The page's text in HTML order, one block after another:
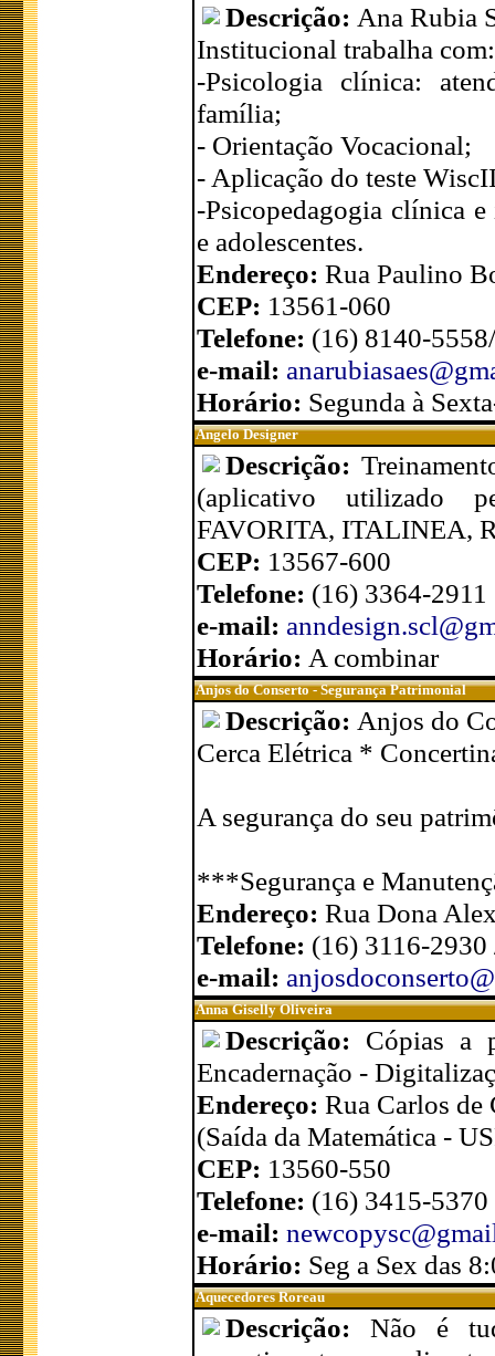
Descrição: Ana Rubia
Institucional trabalha com:
-Psicologia clínica:
família;
- Orientação Vocacional;
- Aplicação do teste
-Psicopedagogia clínica
e adolescentes.
Endereço: Rua Paulino
CEP: 13561-060
Telefone: (16) 8140-
e-mail:
Horário: Segunda à
Angelo Designer
Descrição:
(aplicativo utilizado
FAVORITA, ITALINEA,
CEP: 13567-600
Telefone: (16) 3364-2911
e-mail:
Horário: A combinar
Anjos do Conserto - Segurança Patrimonial
Descrição: Anjos do
Cerca Elétrica *
A segurança do seu
***Segurança e
Endereço: Rua Dona
Telefone: (16) 3116-
e-mail:
Anna Giselly Oliveira
Descrição: Cópias a
Encadernação -
Endereço: Rua Carlos de
(Saída da Matemática -
CEP: 13560-550
Telefone: (16) 3415-
e-mail:
Horário: Seg a Sex das
Aquecedores Roreau
Descrição: Não é